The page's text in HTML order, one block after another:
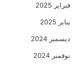
فبراير 2025
يناير 2025
ديسمبر 2024
نوفمبر 2024